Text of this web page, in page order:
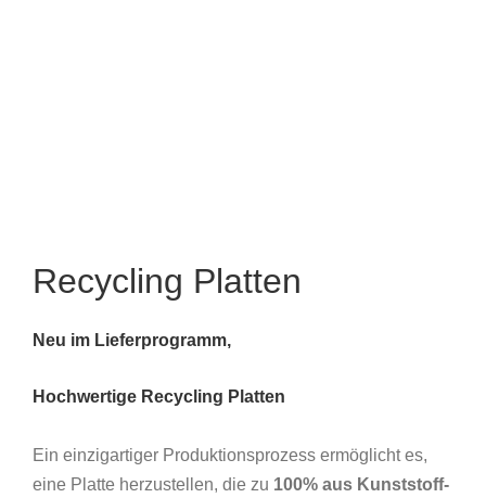
Recycling Platten
Neu im Lieferprogramm,
Hochwertige Recycling Platten
Ein einzigartiger Produktionsprozess ermöglicht es,
eine Platte herzustellen, die zu 100% aus Kunststoff-